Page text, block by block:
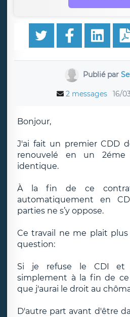
Publié par
2 messages 16/
Bonjour,
J'ai fait un premier CDD
renouvelé en un
identique.
À la fin de ce contrat
automatiquement en
parties ne s’y oppose.
Ce travail ne me plait
question:
Si je refuse le CDI et
simplement à la fin de ce
que j'aurai le droit au
D'autre part avant d'être